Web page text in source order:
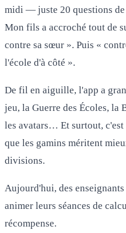
midi — juste 20 questions
Mon fils a accroché tout de
contre sa sœur ». Puis «
l'école d'à côté ».
De fil en aiguille, l'app a
jeu, la Guerre des Écoles, la
les avatars… Et surtout, c'est
que les gamins méritent
divisions.
Aujourd'hui, des
animer leurs séances de
récompense.